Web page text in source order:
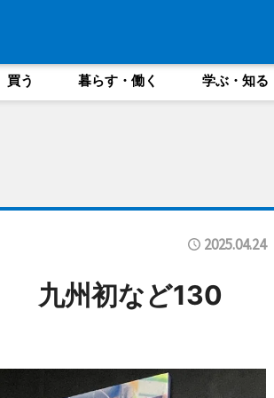
買う 暮らす・働く 学ぶ・知る
2025.04.24
九州初など130